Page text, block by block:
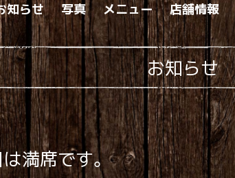
知らせ 写真 メニュー 店舗情報
お知らせ
満席です。